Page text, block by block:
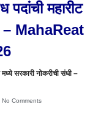
महारीट
– MahaReat
सरकारी नोकरीची संधी –
No Comments